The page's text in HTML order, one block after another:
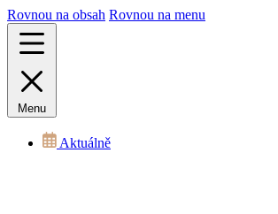
Rovnou na obsah Rovnou na menu
Menu
Aktuálně